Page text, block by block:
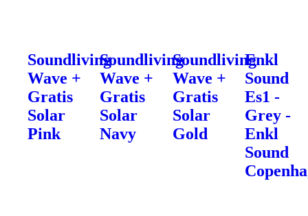
Soundliving
Wave +
Gratis
Solar
Pink
Soundliving
Wave +
Gratis
Solar
Navy
Soundliving
Wave +
Gratis
Solar
Gold
Enkl
Sound
Es1 -
Grey -
Enkl
Sound